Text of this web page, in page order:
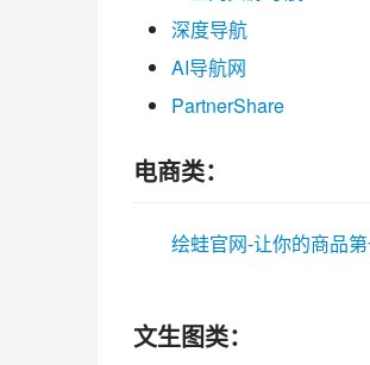
深度导航
AI导航网
PartnerShare
电商类：
绘蛙官网-让你的商品
文生图类：